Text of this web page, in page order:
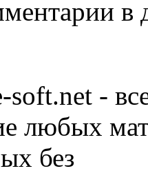
в
-
любых
без